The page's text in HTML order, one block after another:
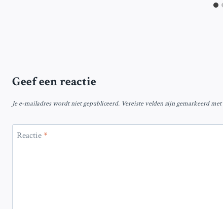
Geef een reactie
Je e-mailadres wordt niet gepubliceerd. Vereiste velden zijn gemarkeerd met
Reactie*